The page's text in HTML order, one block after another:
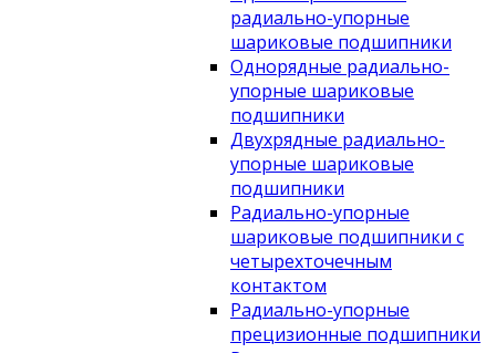
радиально-упорные
шариковые подшипники
Однорядные радиально-
упорные шариковые
подшипники
Двухрядные радиально-
упорные шариковые
подшипники
Радиально-упорные
шариковые подшипники с
четырехточечным
контактом
Радиально-упорные
прецизионные подшипники